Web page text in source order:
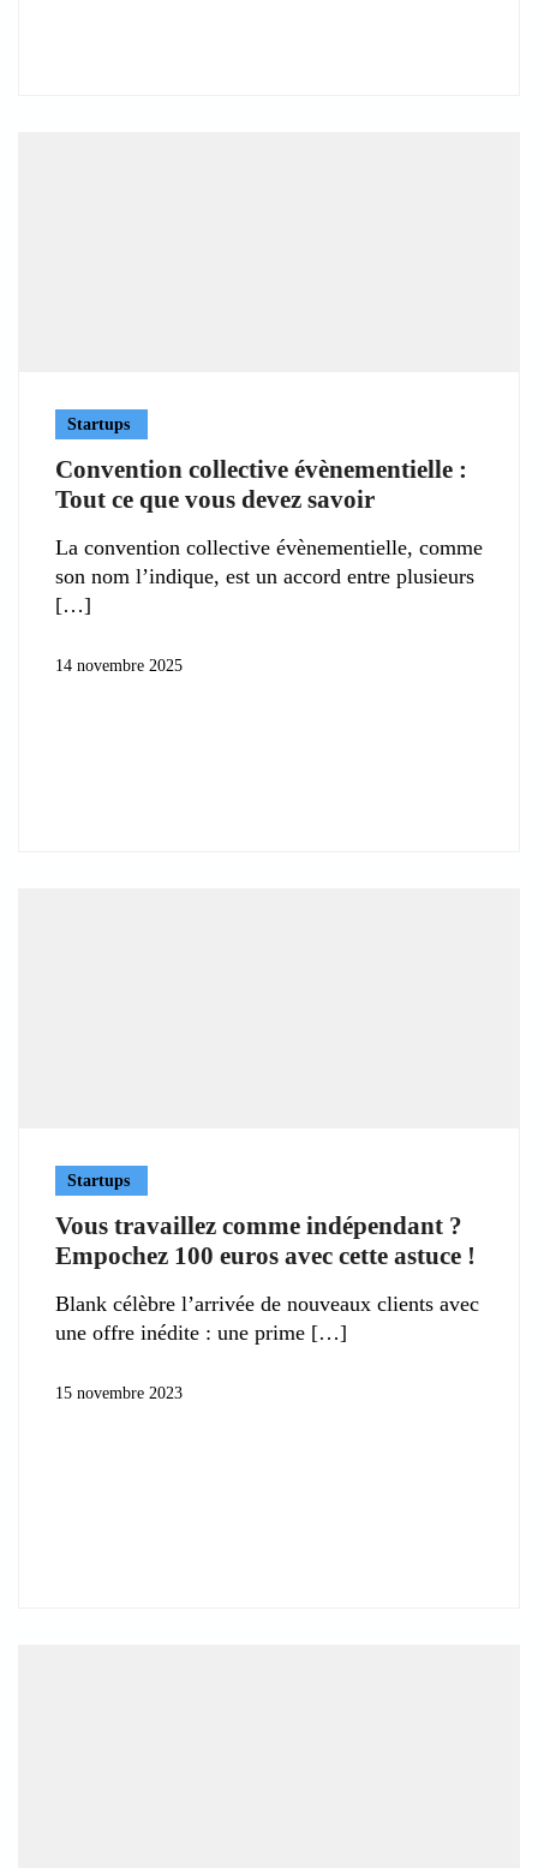
Startups
Convention collective évènementielle :
Tout ce que vous devez savoir
La convention collective évènementielle, comme
son nom l’indique, est un accord entre plusieurs
14 novembre 2025
Startups
Vous travaillez comme indépendant ?
Empochez 100 euros avec cette astuce !
Blank célèbre l’arrivée de nouveaux clients avec
une offre inédite : une prime
15 novembre 2023